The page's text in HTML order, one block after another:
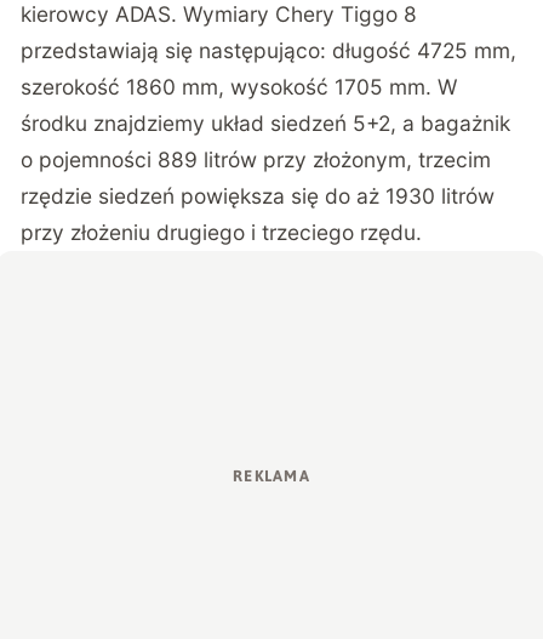
kierowcy ADAS. Wymiary Chery Tiggo 8
przedstawiają się następująco: długość 4725 mm,
szerokość 1860 mm, wysokość 1705 mm. W
środku znajdziemy układ siedzeń 5+2, a bagażnik
o pojemności 889 litrów przy złożonym, trzecim
rzędzie siedzeń powiększa się do aż 1930 litrów
przy złożeniu drugiego i trzeciego rzędu.